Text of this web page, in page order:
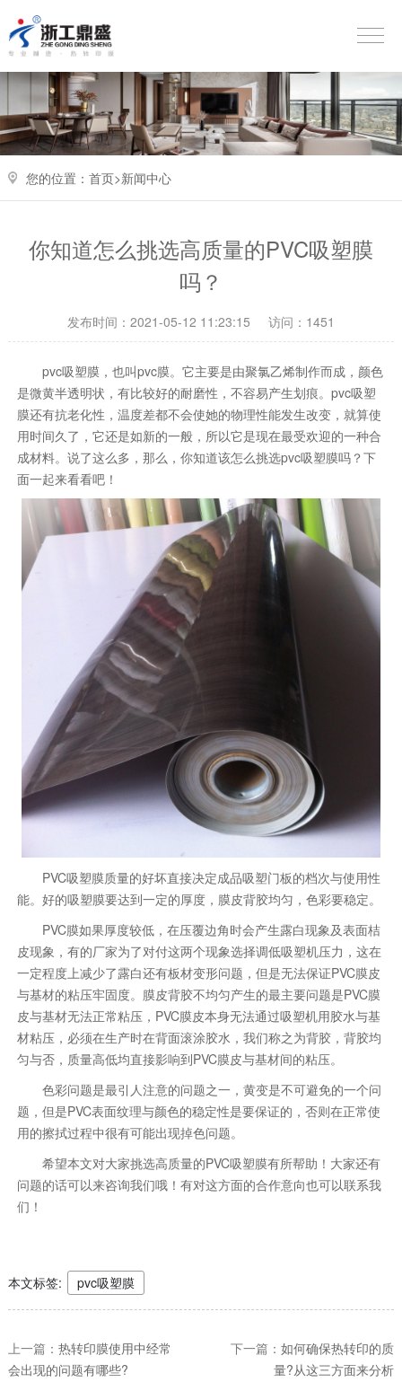
您的位置： 首页>新闻中心
你知道怎么挑选高质量的PVC吸塑膜
吗？
发布时间：2021-05-12 11:23:15 访问：1451
pvc吸塑膜，也叫pvc膜。它主要是由聚氯乙烯制作而成，颜色
是微黄半透明状，有比较好的耐磨性，不容易产生划痕。pvc吸塑
膜还有抗老化性，温度差都不会使她的物理性能发生改变，就算使
用时间久了，它还是如新的一般，所以它是现在最受欢迎的一种合
成材料。说了这么多，那么，你知道该怎么挑选pvc吸塑膜吗？下
面一起来看看吧！
PVC吸塑膜质量的好坏直接决定成品吸塑门板的档次与使用性
能。好的吸塑膜要达到一定的厚度，膜皮背胶均匀，色彩要稳定。
PVC膜如果厚度较低，在压覆边角时会产生露白现象及表面桔
皮现象，有的厂家为了对付这两个现象选择调低吸塑机压力，这在
一定程度上减少了露白还有板材变形问题，但是无法保证PVC膜皮
与基材的粘压牢固度。膜皮背胶不均匀产生的最主要问题是PVC膜
皮与基材无法正常粘压，PVC膜皮本身无法通过吸塑机用胶水与基
材粘压，必须在生产时在背面滚涂胶水，我们称之为背胶，背胶均
匀与否，质量高低均直接影响到PVC膜皮与基材间的粘压。
色彩问题是最引人注意的问题之一，黄变是不可避免的一个问
题，但是PVC表面纹理与颜色的稳定性是要保证的，否则在正常使
用的擦拭过程中很有可能出现掉色问题。
希望本文对大家挑选高质量的PVC吸塑膜有所帮助！大家还有
问题的话可以来咨询我们哦！有对这方面的合作意向也可以联系我
们！
本文标签: pvc吸塑膜
上一篇： 热转印膜使用中经常
会出现的问题有哪些?
下一篇：如何确保热转印的质
量?从这三方面来分析